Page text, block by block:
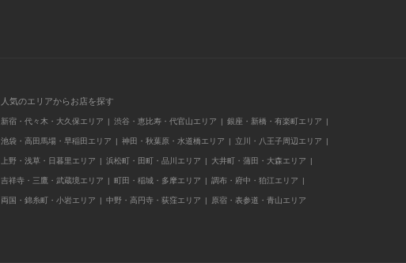
人気のエリアからお店を探す
新宿・代々木・大久保エリア 渋谷・恵比寿・代官山エリア 銀座・新橋・有楽町エリア
池袋・高田馬場・早稲田エリア 神田・秋葉原・水道橋エリア 立川・八王子周辺エリア
上野・浅草・日暮里エリア 浜松町・田町・品川エリア 大井町・蒲田・大森エリア
吉祥寺・三鷹・武蔵境エリア 町田・稲城・多摩エリア 調布・府中・狛江エリア
両国・錦糸町・小岩エリア 中野・高円寺・荻窪エリア 原宿・表参道・青山エリア